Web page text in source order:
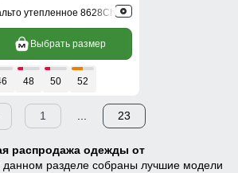
утепленное 8628Ch
Выбрать размер
48 50 52
1 23
распродажа одежды от
данном разделе собраны лучшие модели